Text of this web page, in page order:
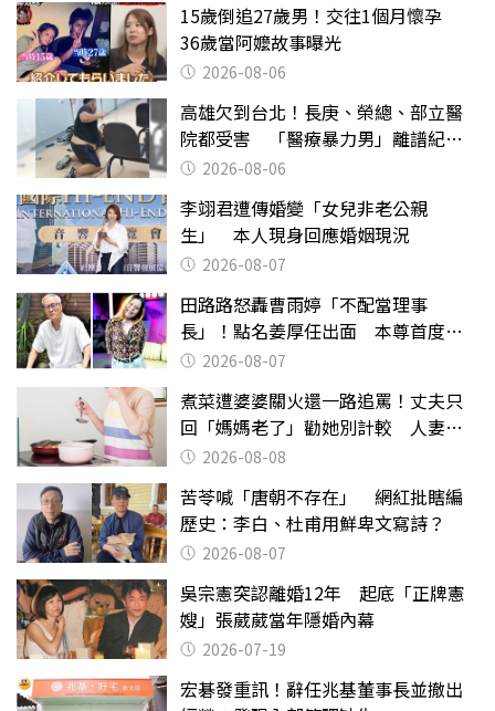
15歲倒追27歲男！交往1個月懷孕
36歲當阿嬤故事曝光
2026-08-06
高雄欠到台北！長庚、榮總、部立醫
院都受害 「醫療暴力男」離譜紀錄
曝光2026-08-06
李翊君遭傳婚變「女兒非老公親
生」 本人現身回應婚姻現況
2026-08-07
田路路怒轟曹雨婷「不配當理事
長」！點名姜厚任出面 本尊首度回
應了2026-08-07
煮菜遭婆婆關火還一路追罵！丈夫只
回「媽媽老了」勸她別計較 人妻超
崩潰：我像台傭
2026-08-08
苦苓喊「唐朝不存在」 網紅批瞎編
歷史：李白、杜甫用鮮卑文寫詩？
2026-08-07
吳宗憲突認離婚12年 起底「正牌憲
嫂」張葳葳當年隱婚內幕
2026-07-19
宏碁發重訊！辭任兆基董事長並撤出